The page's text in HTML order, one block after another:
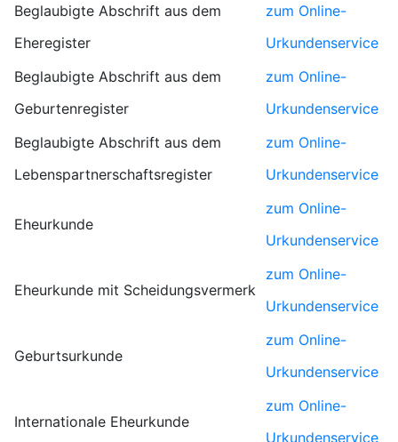
Beglaubigte Abschrift aus dem
Eheregister
zum Online-
Urkundenservice
Beglaubigte Abschrift aus dem
Geburtenregister
zum Online-
Urkundenservice
Beglaubigte Abschrift aus dem
Lebenspartnerschaftsregister
zum Online-
Urkundenservice
Eheurkunde
zum Online-
Urkundenservice
Eheurkunde mit Scheidungsvermerk
zum Online-
Urkundenservice
Geburtsurkunde
zum Online-
Urkundenservice
Internationale Eheurkunde
zum Online-
Urkundenservice